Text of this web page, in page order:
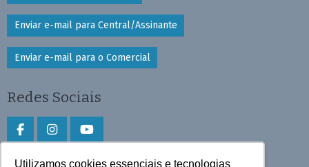
Utilizamos cookies essenciais e tecnologias
Enviar e-mail para Central/Assinante
Enviar e-mail para o Comercial
Redes Sociais